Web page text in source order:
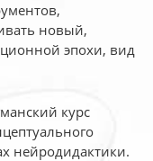
новый,
эпохи, вид
курс
нейродидактики.